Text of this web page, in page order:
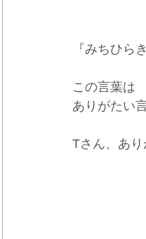
『みちひら
この言葉は
ありがたい
Tさん、あり